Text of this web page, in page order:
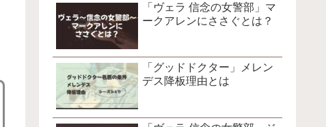
「ヴェラ 信念の女警部」マ
ークアレンにささぐとは？
「グッドドクター」メレン
デス降板理由とは